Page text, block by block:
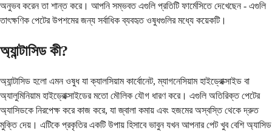
অনুভব করেন তা শান্ত করে। আপনি সম্ভবত এগুলি প্রতিটি ফার্মেসিতে দেখেছেন - এগুলি
তাৎক্ষণিক পেটের উপশমের জন্য সর্বাধিক ব্যবহৃত ওষুধগুলির মধ্যে কয়েকটি।
অ্যান্টাসিড কী?
অ্যান্টাসিড হলো এমন ওষুধ যা ক্যালসিয়াম কার্বোনেট, ম্যাগনেসিয়াম হাইড্রোক্সাইড বা
অ্যালুমিনিয়াম হাইড্রোক্সাইডের মতো মৌলিক যৌগ ধারণ করে। এগুলি অতিরিক্ত পেটের
অ্যাসিডকে নিরপেক্ষ করে কাজ করে, যা জ্বালা কমায় এবং হজমের অস্বস্তি থেকে দ্রুত
মুক্তি দেয়। এটিকে প্রকৃতির একটি উপায় হিসাবে ভাবুন যখন আপনার পেট খুব বেশি অ্যাসিড